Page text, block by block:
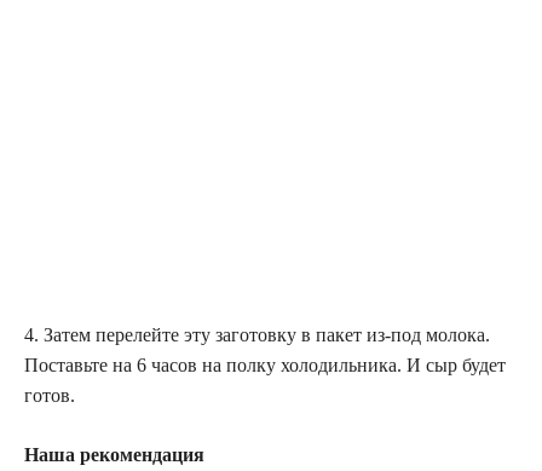
4. Затем перелейте эту заготовку в пакет из-под молока.
Поставьте на 6 часов на полку холодильника. И сыр будет
готов.
Наша рекомендация